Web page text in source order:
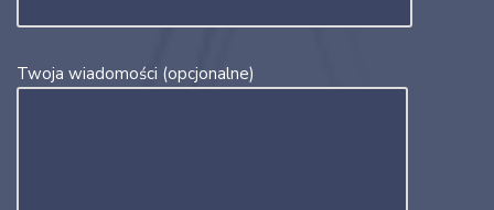
Twoja wiadomości (opcjonalne)